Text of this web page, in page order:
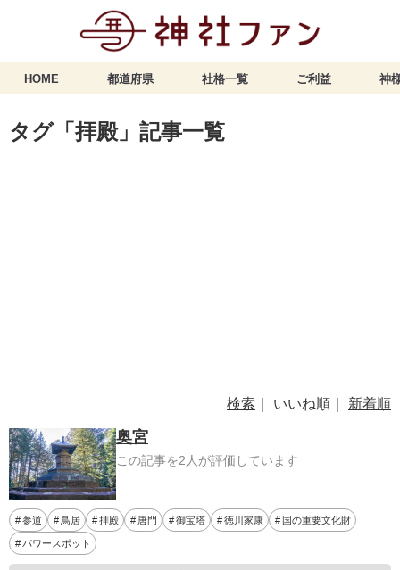
HOME 都道府県 社格一覧 ご利益 神
タグ「拝殿」記事一覧
検索 ｜ いいね順｜ 新着順
奥宮
この記事を2人が評価しています
参道 鳥居 拝殿 唐門 御宝塔 徳川家康 国の重要文化財
パワースポット